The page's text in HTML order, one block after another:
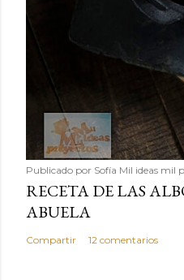
Publicado por Sofía Mil ideas mil
RECETA DE LAS
ABUELA
Compartir 12 comentarios